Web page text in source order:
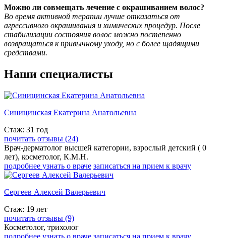
Можно ли совмещать лечение с окрашиванием волос?
Во время активной терапии лучше отказаться от
агрессивного окрашивания и химических процедур. После
стабилизации состояния волос можно постепенно
возвращаться к привычному уходу, но с более щадящими
средствами.
Наши специалисты
Синицинская Екатерина Анатольевна
Стаж: 31 год
почитать отзывы (24)
Врач-дерматолог высшей категории, взрослый детский ( 0
лет), косметолог, К.М.Н.
подробнее узнать о враче записаться на прием к врачу
Сергеев Алексей Валерьевич
Стаж: 19 лет
почитать отзывы (9)
Косметолог, трихолог
подробнее узнать о враче записаться на прием к врачу